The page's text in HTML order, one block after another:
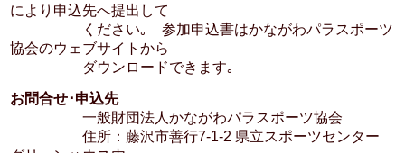
により申込先へ提出して
ください｡ 参加申込書はかながわパラスポーツ
協会のウェブサイトから
ダウンロードできます｡
お問合せ･申込先
一般財団法人かながわパラスポーツ協会
住所：藤沢市善行7-1-2 県立スポーツセンター